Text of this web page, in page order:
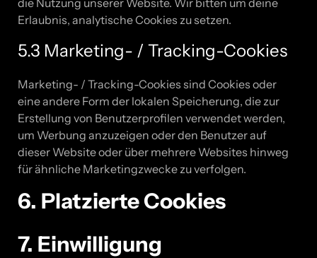
Erlaubnis, analytische Cookies zu setzen.
5.3 Marketing- / Tracking-Cookies
Marketing- / Tracking-Cookies sind Cookies oder
eine andere Form der lokalen Speicherung, die zur
Erstellung von Benutzerprofilen verwendet werden,
um Werbung anzuzeigen oder den Benutzer auf
dieser Website oder über mehrere Websites hinweg
für ähnliche Marketingzwecke zu verfolgen.
6. Platzierte Cookies
7. Einwilligung